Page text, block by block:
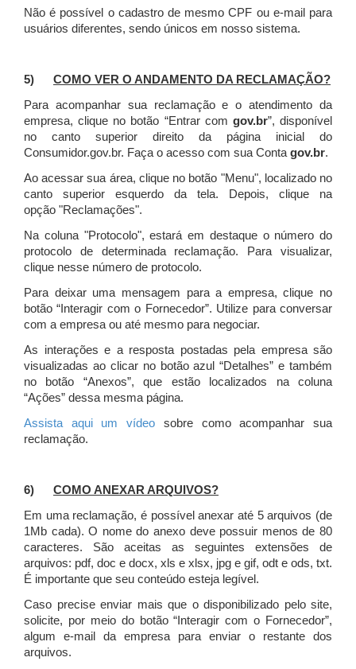
Não é possível o cadastro de mesmo CPF ou e-mail para
usuários diferentes, sendo únicos em nosso sistema.
5) COMO VER O ANDAMENTO DA RECLAMAÇÃO?
Para acompanhar sua reclamação e o atendimento da
empresa, clique no botão “Entrar com gov.br”, disponível
no canto superior direito da página inicial do
Consumidor.gov.br. Faça o acesso com sua Contagov.br.
Ao acessar sua área, clique no botão "Menu", localizado no
canto superior esquerdo da tela. Depois, clique na
opção "Reclamações".
Na coluna "Protocolo", estará em destaque o número do
protocolo de determinada reclamação. Para visualizar,
clique nesse número de protocolo.
Para deixar uma mensagem para a empresa, clique no
botão “Interagir com o Fornecedor”. Utilize para conversar
com a empresa ou até mesmo para negociar.
As interações e a resposta postadas pela empresa são
visualizadas ao clicar no botão azul “Detalhes” e também
no botão “Anexos”, que estão localizados na coluna
“Ações” dessa mesma página.
Assista aqui um vídeo sobre como acompanhar sua
reclamação.
6) COMO ANEXAR ARQUIVOS?
Em uma reclamação, é possível anexar até 5 arquivos (de
1Mb cada). O nome do anexo deve possuir menos de 80
caracteres. São aceitas as seguintes extensões de
arquivos: pdf, doc e docx, xls e xlsx, jpg e gif, odt e ods, txt.
É importante que seu conteúdo esteja legível.
Caso precise enviar mais que o disponibilizado pelo site,
solicite, por meio do botão “Interagir com o Fornecedor”,
algum e-mail da empresa para enviar o restante dos
arquivos.